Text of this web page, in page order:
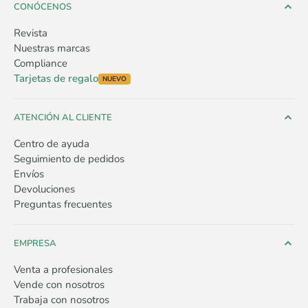
CONÓCENOS
Revista
Nuestras marcas
Compliance
Tarjetas de regalo NUEVO
ATENCIÓN AL CLIENTE
Centro de ayuda
Seguimiento de pedidos
Envíos
Devoluciones
Preguntas frecuentes
EMPRESA
Venta a profesionales
Vende con nosotros
Trabaja con nosotros